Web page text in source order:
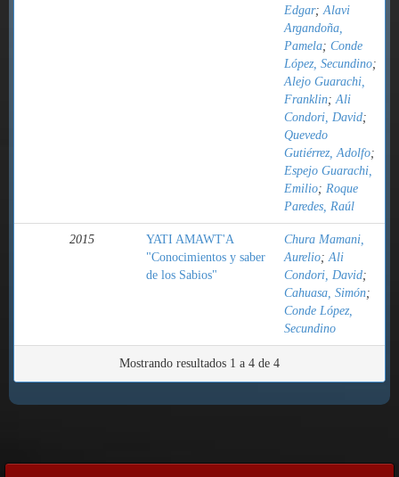
Edgar;Alavi
Argandoña,
Pamela; Conde
López, Secundino;
Alejo Guarachi,
Franklin;Ali
Condori, David;
Quevedo
Gutiérrez, Adolfo;
Espejo Guarachi,
Emilio; Roque
Paredes, Raúl
2015
YATI AMAWT'A
"Conocimientos y saber
de los Sabios"
Chura Mamani,
Aurelio;Ali
Condori, David;
Cahuasa, Simón;
Conde López,
Secundino
Mostrando resultados 1 a 4 de 4